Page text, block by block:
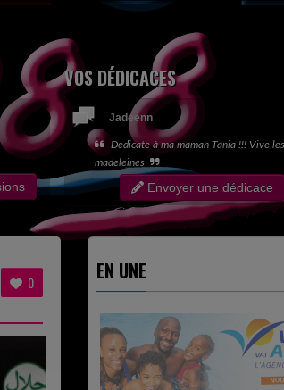
VOS DÉDICACES
Jadeenn
Dedicate à ma maman Tania !!! Vive les
madeleines
Envoyer une dédicace
0 EN UNE